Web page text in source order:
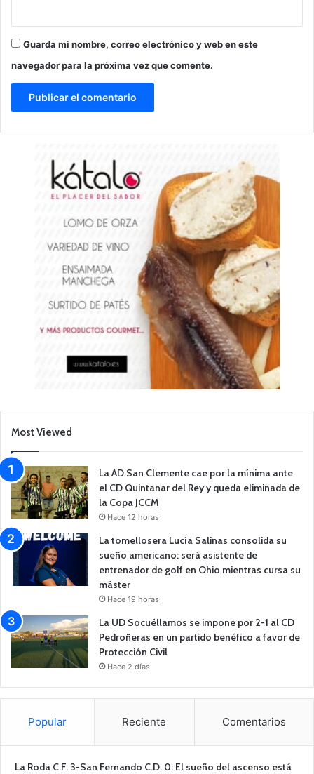
Guarda mi nombre, correo electrónico y web en este
navegador para la próxima vez que comente.
Most Viewed
La AD San Clemente cae por la mínima ante
el CD Quintanar del Rey y queda eliminada de
la Copa JCCM
Hace 12 horas
La tomellosera Lucía Salinas consolida su
sueño americano: será asistente de
entrenador de golf en Ohio mientras cursa su
máster
Hace 19 horas
La UD Socuéllamos se impone por 2-1 al CD
Pedroñeras en un partido benéfico a favor de
Protección Civil
Hace 2 días
Popular Reciente Comentarios
La Roda C.F. 3-San Fernando C.D. 0: El sueño del ascenso está